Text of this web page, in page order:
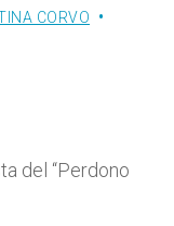
CORVO
del “Perdono